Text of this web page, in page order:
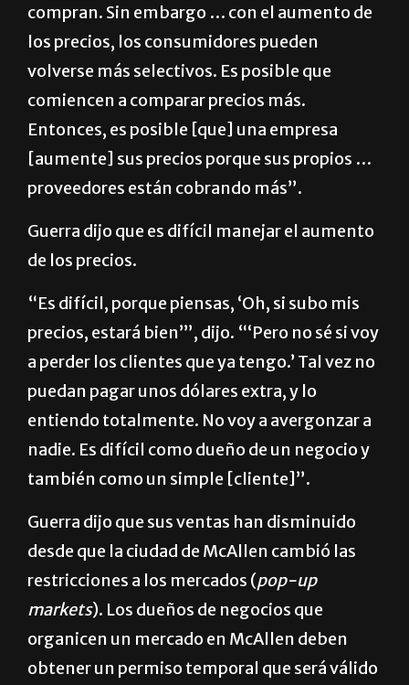
compran. Sin embargo … con el aumento de
los precios, los consumidores pueden
volverse más selectivos. Es posible que
comiencen a comparar precios más.
Entonces, es posible [que] una empresa
[aumente] sus precios porque sus propios …
proveedores están cobrando más”.
Guerra dijo que es difícil manejar el aumento
de los precios.
“Es difícil, porque piensas, ‘Oh, si subo mis
precios, estará bien’”, dijo. “‘Pero no sé si voy
a perder los clientes que ya tengo.’ Tal vez no
puedan pagar unos dólares extra, y lo
entiendo totalmente. No voy a avergonzar a
nadie. Es difícil como dueño de un negocio y
también como un simple [cliente]”.
Guerra dijo que sus ventas han disminuido
desde que la ciudad de McAllen cambió las
restricciones a los mercados (pop-up
markets). Los dueños de negocios que
organicen un mercado en McAllen deben
obtener un permiso temporal que será válido